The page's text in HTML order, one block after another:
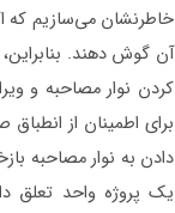
خاطرنشان می‌سازیم که
آن گوش دهند.
کردن نوار مصاحبه و
برای اطمینان از
دادن به نوار مصاحبه
یک پروژه واحد تعلق